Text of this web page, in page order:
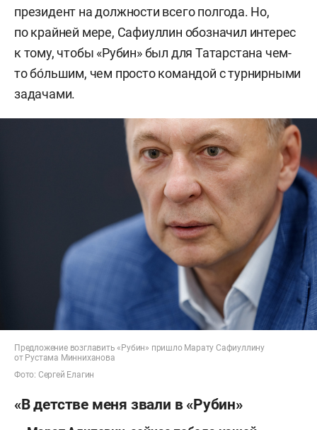
президент на должности всего полгода. Но,
по крайней мере, Сафиуллин обозначил интерес
к тому, чтобы «Рубин» был для Татарстана чем-
то бо́льшим, чем просто командой с турнирными
задачами.
Предложение возглавить «Рубин» пришло Марату Сафиуллину
от Рустама Минниханова
Фото: Сергей Елагин
«В детстве меня звали в «Рубин»